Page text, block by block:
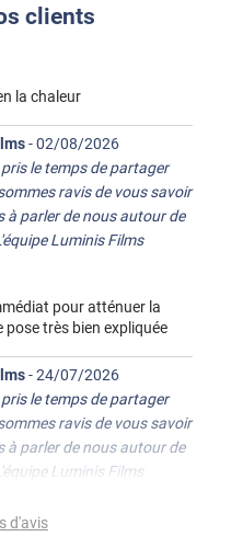
clients
la chaleur
-02/08/2026
le temps de partager
ravis de vous savoir
à parler de nous autour de
Luminis Films
pour atténuer la
pose très bien expliquée
-24/07/2026
le temps de partager
ravis de vous savoir
à parler de nous autour de
Luminis Films
d'avis